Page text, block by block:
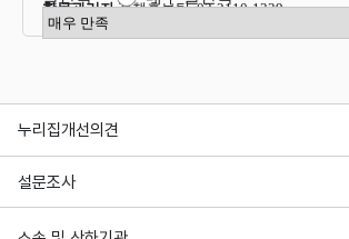
만족도 점수 선택
항목관리자정책홍보팀 02-2110-1339
누리집개선의견
설문조사